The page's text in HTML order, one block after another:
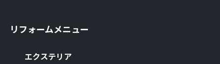
リフォームメニュー
エクステリア